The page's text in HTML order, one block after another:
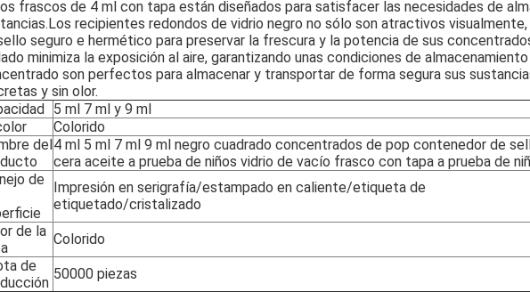
frascos de 4 ml con tapa están diseñados para satisfacer las necesidades de
recipientes redondos de vidrio negro no sólo son atractivos
seguro e hermético para preservar la frescura y la potencia de sus
minimiza la exposición al aire, garantizando unas condiciones de
son perfectos para almacenar y transportar de forma segura sus
y sin olor.
5 ml 7 ml y 9 ml
Colorido
del4 ml 5 ml 7 ml 9 ml negro cuadrado concentrados de pop contenedor de
cera aceite a prueba de niños vidrio de vacío frasco con tapa a prueba de
de
Impresión en serigrafía/estampado en caliente/etiqueta de
etiquetado/cristalizado
de la Colorido
de
50000 piezas